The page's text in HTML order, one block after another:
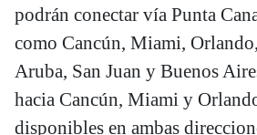
podrán conectar vía Punta
como Cancún, Miami,
Aruba, San Juan y Buenos
hacia Cancún, Miami y
disponibles en ambas